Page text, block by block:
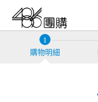
購物明細